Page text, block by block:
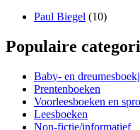
Paul Biegel (10)
Populaire
Baby- en
Prentenboeken
Voorleesboeken en
Leesboeken
Non-fictie/informatief